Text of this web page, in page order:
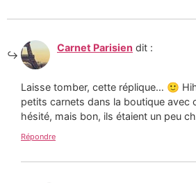
Carnet Parisien dit :
Laisse tomber, cette réplique… 🙂
petits carnets dans la boutique avec
hésité, mais bon, ils étaient un peu
Répondre